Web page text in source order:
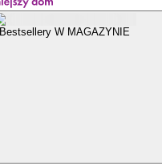
Bestsellery W MAGAZYNIE